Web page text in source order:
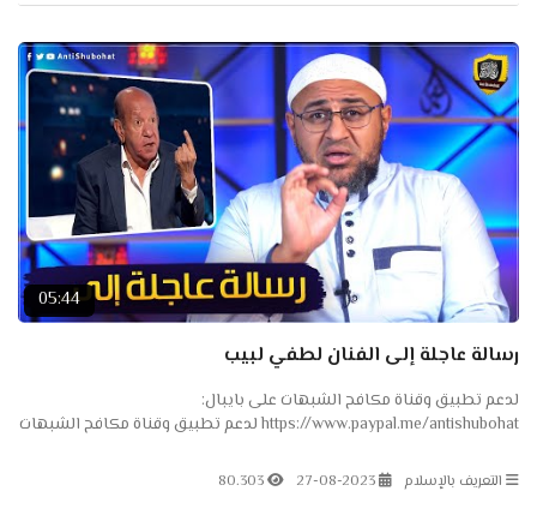
05:44
رسالة عاجلة إلى الفنان لطفي لبيب
لدعم تطبيق وقناة مكافح الشبهات على بايبال:
https://www.paypal.me/antishubohat لدعم تطبيق وقناة مكافح الشبهات
فودافون...
التعريف بالإسلام 27-08-2023
80.303